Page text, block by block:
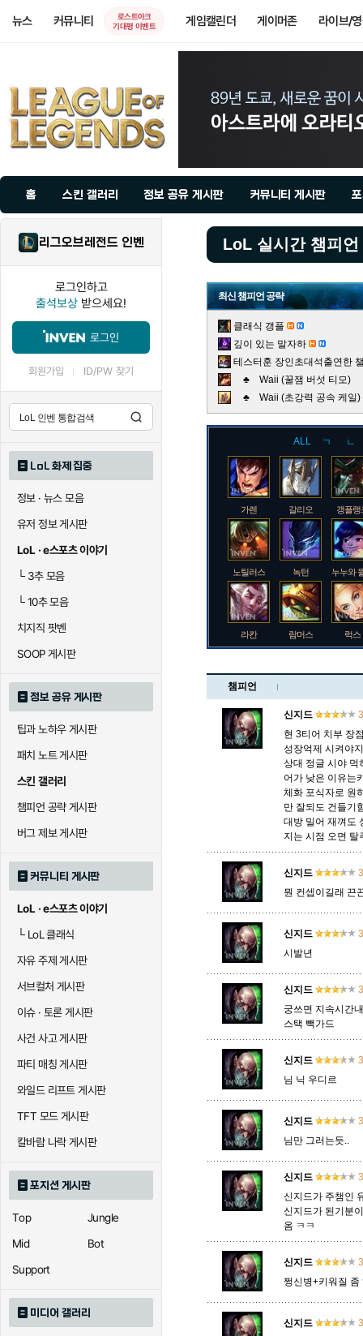
뉴스 커뮤니티
로스트아크
기대평 이벤트
게임캘린더 게이머존 라이브/
홈 스킨 갤러리 정보 공유 게시판 커뮤니티 게시판
리그오브레전드 인벤
로그인하고
출석보상 받으세요!
로그인
회원가입 ID/PW 찾기
LoL 화제 집중
정보 · 뉴스 모음
유저 정보 게시판
LoL · e스포츠 이야기
└3추 모음
└10추 모음
치지직 팟벤
SOOP 게시판
정보 공유 게시판
팁과 노하우 게시판
패치 노트 게시판
스킨 갤러리
챔피언 공략 게시판
버그 제보 게시판
커뮤니티 게시판
LoL · e스포츠 이야기
└LoL 클래식
자유 주제 게시판
서브컬처 게시판
이슈 · 토론 게시판
사건 사고 게시판
파티 매칭 게시판
와일드 리프트 게시판
TFT 모드 게시판
칼바람 나락 게시판
포지션 게시판
Top
Jungle
Mid
Bot
Support
미디어 갤러리
LoL 실시간 챔피언
최신 챔피언 공략
클래식 갱플
깊이 있는 말자하
테스터훈 장인초대석출연한
♣ Waii (꿀잼 버섯 티모)
♣ Waii (초강력 공속 케
ALL ㄱ ㄴ
가렌 갈리오 갱플랭
노틸러스 녹턴 누누와
라칸 람머스 럭스
말파이트 멜
베이가 베인
블라디미르
세라핀
시비르 신 짜오 신드
아칼리
에코
우르곳 워윅 유나
자이라 자크 자헨
직스 진 질리
챔피언
신지드
현 3티어 치부 장
성장억제 시켜야
상대 정글 시야 먹
어가 낮은 이유는
체화 포식자로 원
만 잘되도 건들기
대방 밀어 재껴도
지는 시점 오면 탈
신지드
뭔 컨셉이길래 끈
신지드
시발년
신지드
궁쓰면 지속시간
스택 빽가드
신지드
님 닉 우디르
신지드
님만 그러는듯..
신지드
신지드가 주챔인
신지드가 된기분
옴 ㅋㅋ
신지드
쩡신병+키워질 좀
신지드